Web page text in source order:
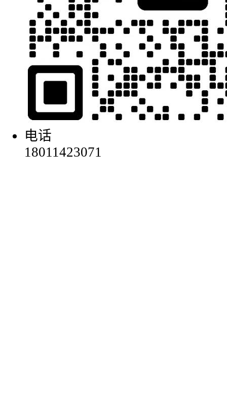
电话
18011423071